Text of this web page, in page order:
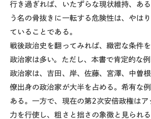
行き過ぎれば、いたずらな現状維持、あ
う名の骨抜きに一転する危険性は、やは
ていることである。
戦後政治史を翻ってみれば、緻密な条件
政治家は多い。ただし、本書で肯定的な
政治家は、吉田、岸、佐藤、宮澤、中曽
僚出身の政治家が大半を占める。希有な
ある。一方で、現在の第2次安倍政権は
力を行使し、粗さと拙さの象徴と見られ